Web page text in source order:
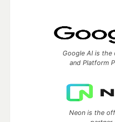
Google AI is the
and Platform
Neon is the